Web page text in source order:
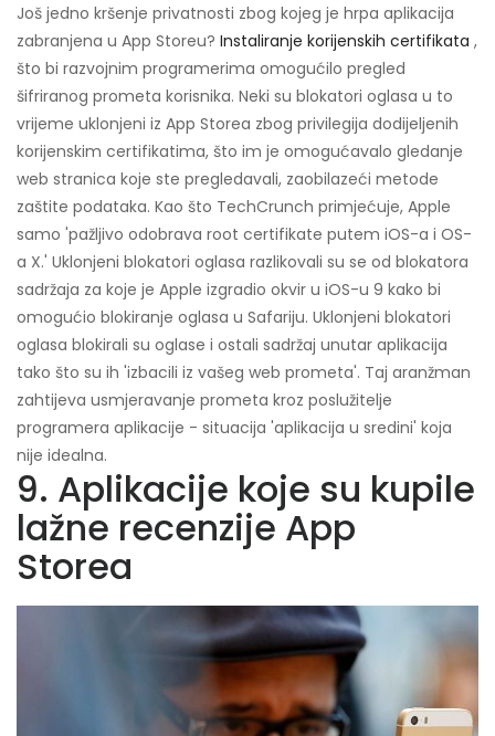
Još jedno kršenje privatnosti zbog kojeg je hrpa aplikacija
zabranjena u App Storeu? Instaliranje korijenskih certifikata ,
što bi razvojnim programerima omogućilo pregled
šifriranog prometa korisnika. Neki su blokatori oglasa u to
vrijeme uklonjeni iz App Storea zbog privilegija dodijeljenih
korijenskim certifikatima, što im je omogućavalo gledanje
web stranica koje ste pregledavali, zaobilazeći metode
zaštite podataka. Kao što TechCrunch primjećuje, Apple
samo 'pažljivo odobrava root certifikate putem iOS-a i OS-
a X.' Uklonjeni blokatori oglasa razlikovali su se od blokatora
sadržaja za koje je Apple izgradio okvir u iOS-u 9 kako bi
omogućio blokiranje oglasa u Safariju. Uklonjeni blokatori
oglasa blokirali su oglase i ostali sadržaj unutar aplikacija
tako što su ih 'izbacili iz vašeg web prometa'. Taj aranžman
zahtijeva usmjeravanje prometa kroz poslužitelje
programera aplikacije - situacija 'aplikacija u sredini' koja
nije idealna.
9. Aplikacije koje su kupile
lažne recenzije App
Storea